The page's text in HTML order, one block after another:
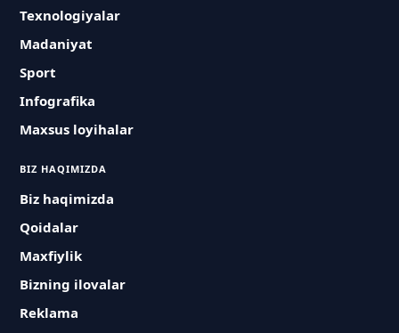
Texnologiyalar
Madaniyat
Sport
Infografika
Maxsus loyihalar
BIZ HAQIMIZDA
Biz haqimizda
Qoidalar
Maxfiylik
Bizning ilovalar
Reklama